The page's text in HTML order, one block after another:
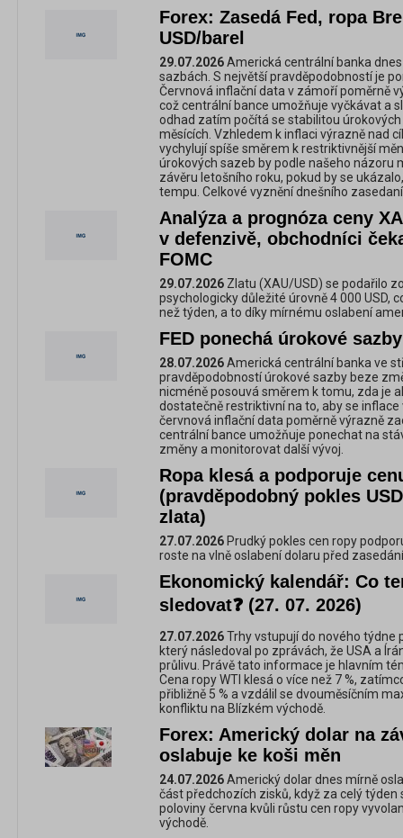
Forex: Zasedá Fed, ropa
USD/barel
29.07.2026Americká centrální banka
sazbách. S největší pravděpodobností je
Červnová inflační data v zámoří poměrně
což centrální bance umožňuje vyčkávat a
odhad zatím počítá se stabilitou
měsících. Vzhledem k inflaci výrazně nad
vychylují spíše směrem k restriktivnější
úrokových sazeb by podle našeho názoru
závěru letošního roku, pokud by se
tempu. Celkové vyznění dnešního
Analýza a prognóza ceny
v defenzivě, obchodníci
FOMC
29.07.2026 Zlatu (XAU/USD) se podařilo
psychologicky důležité úrovně 4 000 USD,
než týden, a to díky mírnému oslabení
FED ponechá úrokové
28.07.2026Americká centrální banka ve
pravděpodobností úrokové sazby beze
nicméně posouvá směrem k tomu, zda je
dostatečně restriktivní na to, aby se inflace
červnová inflační data poměrně výrazně
centrální bance umožňuje ponechat na
změny a monitorovat další vývoj.
Ropa klesá a podporuje
(pravděpodobný pokles
zlata)
27.07.2026 Prudký pokles cen ropy
roste na vlně oslabení dolaru před
Ekonomický kalendář: Co
sledovat❓ (27. 07. 2026)
27.07.2026Trhy vstupují do nového týdne
který následoval po zprávách, že USA a
průlivu. Právě tato informace je hlavním
Cena ropy WTI klesá o více než 7 %,
přibližně 5 % a vzdálil se dvouměsíčním
konfliktu na Blízkém východě.
Forex: Americký dolar na
oslabuje ke koši měn
24.07.2026Americký dolar dnes mírně
část předchozích zisků, když za celý
poloviny června kvůli růstu cen ropy
východě.